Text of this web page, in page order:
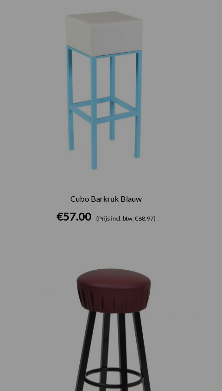
Cubo Barkruk Blauw
€57.00 (Prijs incl. btw: €68,97)